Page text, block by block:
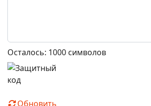
Осталось: 1000 символов
Обновить